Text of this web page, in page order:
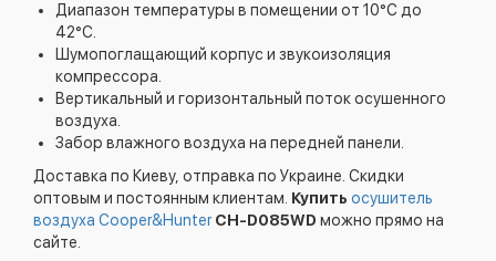
Диапазон температуры в помещении от 10°C до
42°C.
Шумопоглащающий корпус и звукоизоляция
компрессора.
Вертикальный и горизонтальный поток осушенного
воздуха.
Забор влажного воздуха на передней панели.
Доставка по Киеву, отправка по Украине. Скидки
оптовым и постоянным клиентам. Купить осушитель
воздуха Cooper&HunterCH-D085WD можно прямо на
сайте.